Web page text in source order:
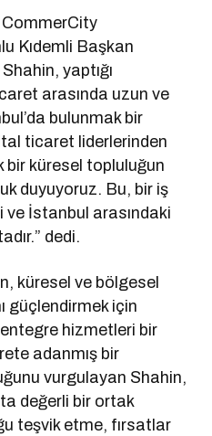
Kıdemli Başkan
yaptığı
arasında uzun ve
bulunmak bir
ticaret liderlerinden
bir küresel topluluğun
duyuyoruz. Bu, bir iş
ve İstanbul arasındaki
dedi.
küresel ve bölgesel
güçlendirmek için
hizmetleri bir
adanmış bir
vurgulayan Shahin,
değerli bir ortak
teşvik etme, fırsatlar